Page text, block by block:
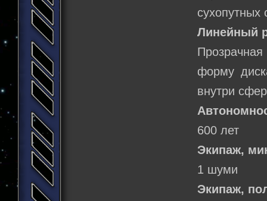
сухопутных
Линейный
форму
внутри
600 лет
Экипаж,
1 шуми
Экипаж,